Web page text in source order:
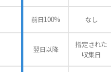
前日100% なし
翌日以降
指定された
収集日